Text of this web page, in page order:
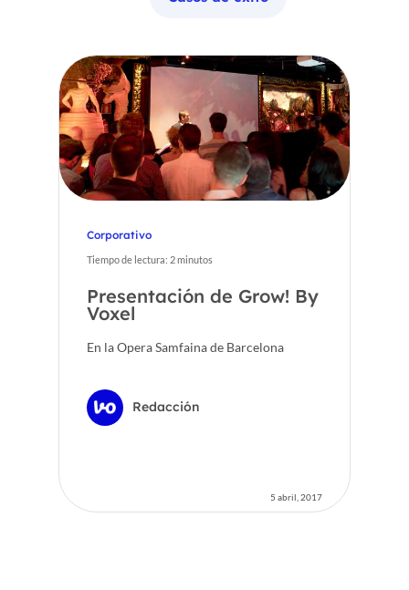
Corporativo
Tiempo de lectura: 2minutos
Presentación de Grow! By
Voxel
En la Opera Samfaina de Barcelona
Redacción
5 abril, 2017